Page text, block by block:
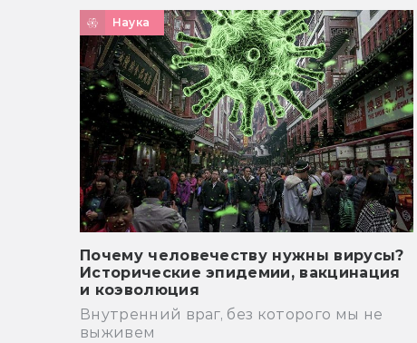
Наука
Почему человечеству нужны вирусы?
Исторические эпидемии, вакцинация
и коэволюция
Внутренний враг, без которого мы не
выживем